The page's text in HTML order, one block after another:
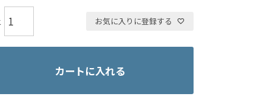
お気に入りに登録する
カートに入れる